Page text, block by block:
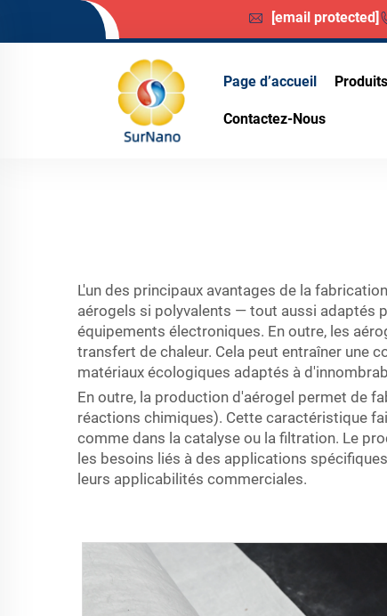
[email protected]
Page d’accueil Produits
Contactez-Nous
L'un des principaux avantages de la
aérogels si polyvalents — tout aussi adaptés
équipements électroniques. En outre, les
transfert de chaleur. Cela peut entraîner une
matériaux écologiques adaptés à
En outre, la production d'aérogel permet de
réactions chimiques). Cette caractéristique
comme dans la catalyse ou la filtration. Le
les besoins liés à des applications
leurs applicabilités commerciales.